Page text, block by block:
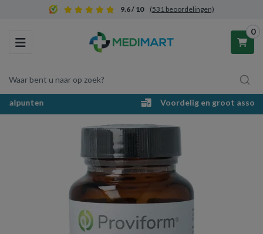
9.6 / 10 (531 beoordelingen)
Toggle navigation
Waar bent u naar op zoek?
0
Winkelwagen
Uw winkelwagen is leeg.
Vul hem met producten.
Voordelig en groot assortiment